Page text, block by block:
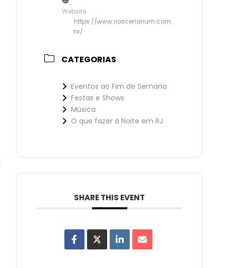
Website
https://www.rioscenarium.com.
br/
CATEGORIAS
Eventos ao Fim de Semana
Festas e Shows
Música
O que fazer à Noite em RJ
SHARE THIS EVENT